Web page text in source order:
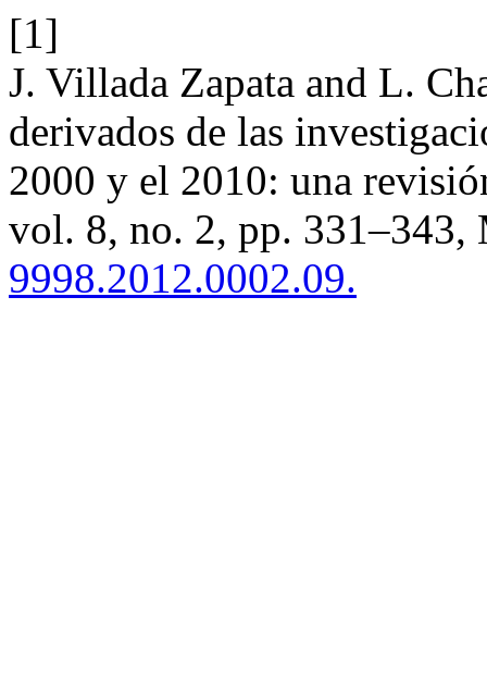
[1]
J. Villada Zapata and L.
derivados de las
2000 y el 2010: una
vol. 8, no. 2, pp. 331–343,
9998.2012.0002.09.